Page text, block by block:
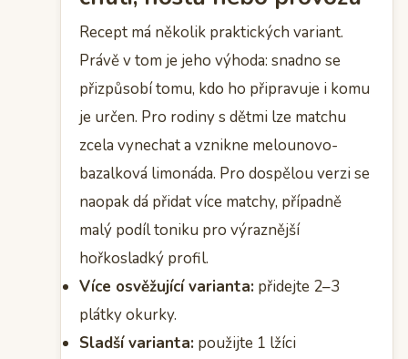
Recept má několik praktických variant.
Právě v tom je jeho výhoda: snadno se
přizpůsobí tomu, kdo ho připravuje i komu
je určen. Pro rodiny s dětmi lze matchu
zcela vynechat a vznikne melounovo-
bazalková limonáda. Pro dospělou verzi se
naopak dá přidat více matchy, případně
malý podíl toniku pro výraznější
hořkosladký profil.
Více osvěžující varianta: přidejte 2–3
plátky okurky.
Sladší varianta: použijte 1 lžíci